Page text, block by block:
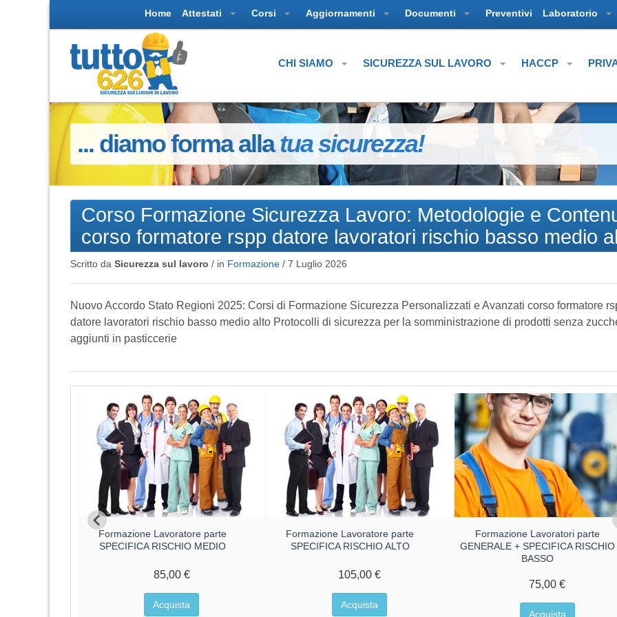
Home Attestati Corsi Aggiornamenti Documenti Preventivi Laboratorio
CHI SIAMO SICUREZZA SUL LAVORO HACCP
... diamo forma allatua sicurezza!
Corso Formazione Sicurezza Lavoro: Metodologie e
corso formatore rspp datore lavoratori rischio basso medio
Scritto da Sicurezza sul lavoro / in Formazione / 7 Luglio 2026
Nuovo Accordo Stato Regioni 2025: Corsi di Formazione Sicurezza Personalizzati e Avanzati corso formatore
datore lavoratori rischio basso medio alto Protocolli di sicurezza per la somministrazione di prodotti senza
aggiunti in pasticcerie
Formazione Lavoratore parte
SPECIFICA RISCHIO MEDIO
85,00 €
Acquista
Formazione Lavoratore parte
SPECIFICA RISCHIO ALTO
105,00 €
Acquista
Formazione Lavoratori parte
GENERALE + SPECIFICA RISCHIO
BASSO
75,00 €
Acquista